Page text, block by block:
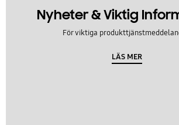
Nyheter & Viktig
För viktiga
LÄS MER